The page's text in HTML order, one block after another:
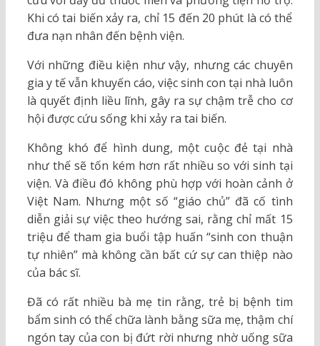
Khi có tai biến xảy ra, chỉ 15 đến 20 phút là có thể
đưa nạn nhân đến bệnh viện.
Với những điều kiện như vậy, nhưng các chuyên
gia y tế vẫn khuyến cáo, việc sinh con tại nhà luôn
là quyết định liều lĩnh, gây ra sự chậm trễ cho cơ
hội được cứu sống khi xảy ra tai biến.
Không khó để hình dung, một cuộc đẻ tại nhà
như thế sẽ tốn kém hơn rất nhiều so với sinh tại
viện. Và điều đó không phù hợp với hoàn cảnh ở
Việt Nam. Nhưng một số “giáo chủ” đã cố tình
diễn giải sự việc theo hướng sai, rằng chỉ mất 15
triệu để tham gia buổi tập huấn “sinh con thuận
tự nhiên” mà không cần bất cứ sự can thiệp nào
của bác sĩ.
Đã có rất nhiều bà mẹ tin rằng, trẻ bị bệnh tim
bẩm sinh có thể chữa lành bằng sữa mẹ, thậm chí
ngón tay của con bị đứt rời nhưng nhờ uống sữa